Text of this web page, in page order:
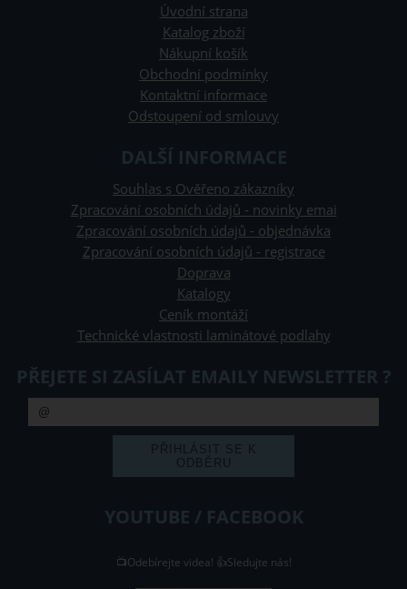
Úvodní strana
Katalog zboží
Nákupní košík
Obchodní podmínky
Kontaktní informace
Odstoupení od smlouvy
DALŠÍ INFORMACE
Souhlas s Ověřeno zákazníky
Zpracování osobních údajů - novinky emai
Zpracování osobních údajů - objednávka
Zpracování osobních údajů - registrace
Doprava
Katalogy
Ceník montáží
Technické vlastnosti laminátové podlahy
PŘEJETE SI ZASÍLAT EMAILY NEWSLETTER ?
YOUTUBE / FACEBOOK
📺Odebírejte videa! 👍Sledujte nás!